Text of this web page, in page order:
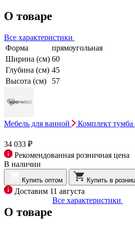
О товаре
Все характеристики
Форма
прямоугольная
Ширина (см) 60
Глубина (см) 45
Высота (см)
57
Мебель для ванной Комплект
34 033 ₽
Рекомендованная розничная цена
В наличии
Купить оптом Купить в
Доставим 11 августа
О товаре
Все характеристики